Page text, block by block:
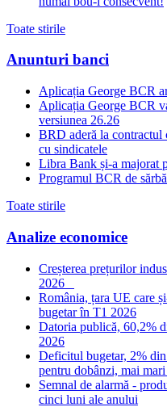
Toate stirile
Anunturi banci
Aplicația George BCR
Aplicația George BCR
versiunea 26.26
BRD aderă la contractul
cu sindicatele
Libra Bank și-a majorat
Programul BCR de
Toate stirile
Analize economice
Creșterea prețurilor
2026
România, țara UE care
bugetar în T1 2026
Datoria publică, 60,2%
2026
Deficitul bugetar, 2%
pentru dobânzi, mai
Semnal de alarmă -
cinci luni ale anului